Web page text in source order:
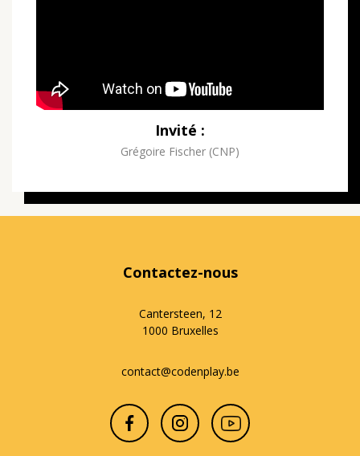
Invité :
Grégoire Fischer (CNP)
Contactez-nous
Cantersteen, 12
1000 Bruxelles
contact@codenplay.be